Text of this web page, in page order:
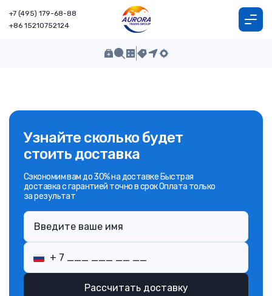
+7 (495) 179-68-88
+86 15210752124
Узнайте сколько будет
стоить доставка
Сэкономим вам до 30% на доставке Быстрая
доставка с гарантией точно в срок Оплата только
за результат
Рассчитать доставку